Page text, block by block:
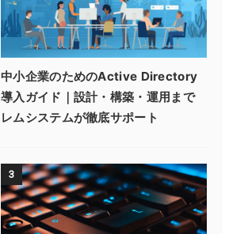
中小企業のためのActive Directory
導入ガイド｜設計・構築・運用まで
レムシステムが徹底サポート
3